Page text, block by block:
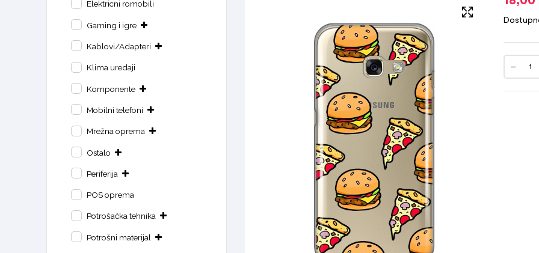
Elektricni romobili
Gaming i igre
Kablovi/Adapteri
Klima uredaji
Komponente
Mobilni telefoni
Mrežna oprema
Ostalo
Periferija
POS oprema
Potrošačka tehnika
Potrošni materijal